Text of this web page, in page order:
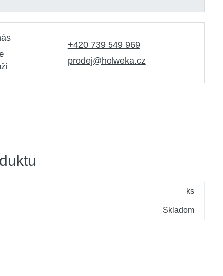
+420 739 549 969
prodej@holweka.cz
ks
Skladom